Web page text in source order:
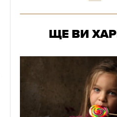
ЩЕ ВИ